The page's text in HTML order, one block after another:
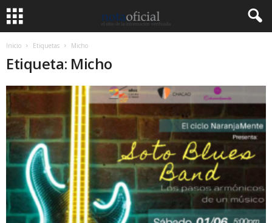
Inicio Etiquetas Micho
Etiqueta: Micho